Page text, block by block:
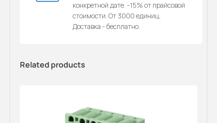
конкретной дате. -15% от прайсовой
стоимости. От 3000 единиц.
Доставка - бесплатно.
Related products